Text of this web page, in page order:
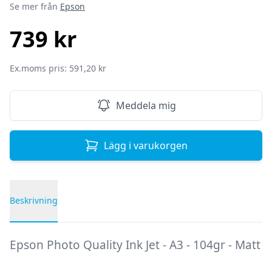
Se mer från Epson
739 kr
Ex.moms pris: 591,20 kr
Meddela mig
Lägg i varukorgen
Beskrivning
Epson Photo Quality Ink Jet - A3 - 104gr - Matt